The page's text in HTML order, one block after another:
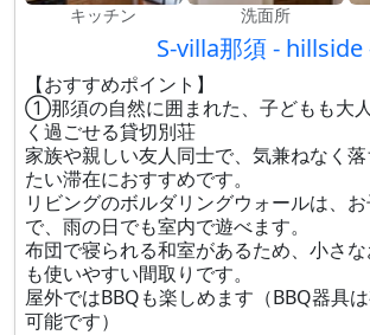
キッチン 洗面所
S-villa那須 - hillside
【おすすめポイント】
①那須の自然に囲まれた、子どもも大
く過ごせる貸切別荘
家族や親しい友人同士で、気兼ねなく
たい滞在におすすめです。
リビングのボルダリングウォールは、
で、雨の日でも室内で遊べます。
布団で寝られる和室があるため、小さ
も使いやすい間取りです。
屋外ではBBQも楽しめます（BBQ器具
可能です）